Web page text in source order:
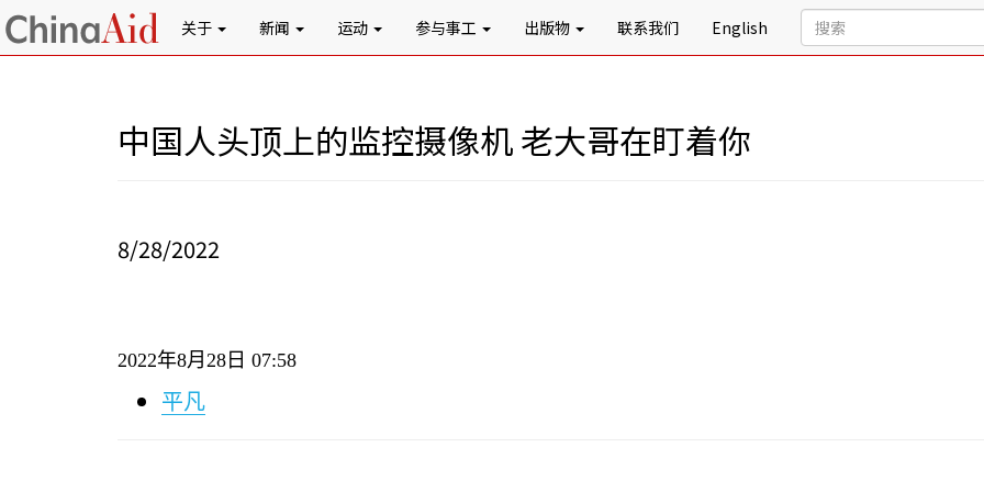
关于 新闻 运动 参与事工 出版物 联系我们 English
中国人头顶上的监控摄像机 老大哥在盯着你
8/28/2022
2022年8月 28 日 07:58
平凡